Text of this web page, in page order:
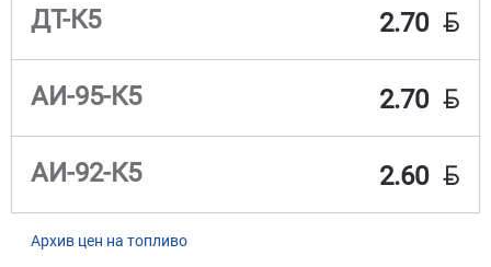
ДТ-К5 2.70 BYN
АИ-95-К5 2.70 BYN
АИ-92-К5 2.60 BYN
Архив цен на топливо